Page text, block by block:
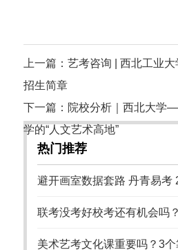
上一篇：艺考咨询 | 西北工业
招生简章
下一篇：院校分析｜西北大学
学的“人文艺术高地”
热门推荐